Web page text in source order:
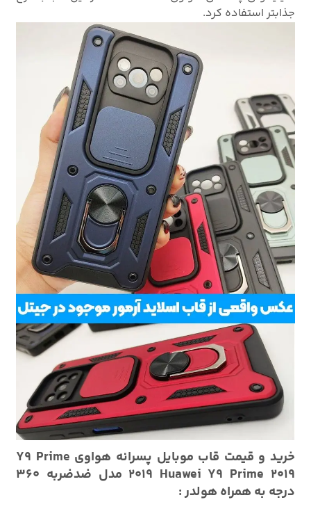
جذابتر استفاده کرد.
خرید و قیمت قاب موبایل پسرانه هواوی Y9 Prime
2019 Huawei Y9 Prime 2019 مدل ضدضربه 360
درجه به همراه هولدر :